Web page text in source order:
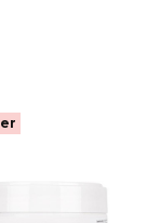
produkty